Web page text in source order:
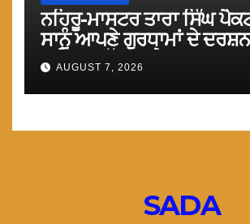
ਨਹਿਰੂ-ਮਾਸਟਰ ਤਾਰਾ ਸਿੰਘ
ਸਾਨੂੰ ਆਪਣੇ ਗੁਰਧਾਮਾਂ ਦੇ
ਤੁਰੰਤ ਸਰਹੱਦਾਂ ਅਤੇ ਕਰਤਾਰਪੁਰ
ਲਾਂਘਾ ਖੋਲਿਆ ਜਾਵੇ : ਮਾਨ
AUGUST 7, 2026
SADA